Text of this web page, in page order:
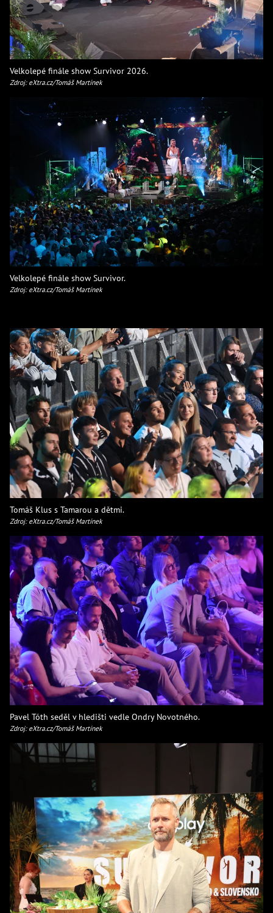
Velkolepé finále show Survivor 2026.
Zdroj: eXtra.cz/Tomáš Martínek
Velkolepé finále show Survivor.
Zdroj: eXtra.cz/Tomáš Martínek
Tomáš Klus s Tamarou a dětmi.
Zdroj: eXtra.cz/Tomáš Martínek
Pavel Tóth seděl v hledišti vedle Ondry Novotného.
Zdroj: eXtra.cz/Tomáš Martínek